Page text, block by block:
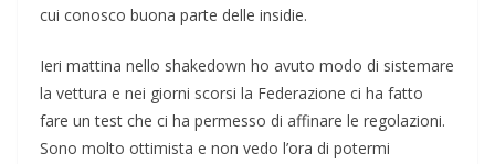
cui conosco buona parte delle insidie.
Ieri mattina nello shakedown ho avuto modo di sistemare
la vettura e nei giorni scorsi la Federazione ci ha fatto
fare un test che ci ha permesso di affinare le regolazioni.
Sono molto ottimista e non vedo l’ora di potermi